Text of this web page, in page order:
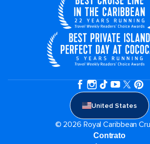
United States
© 2026 Royal Caribbean
Contrato